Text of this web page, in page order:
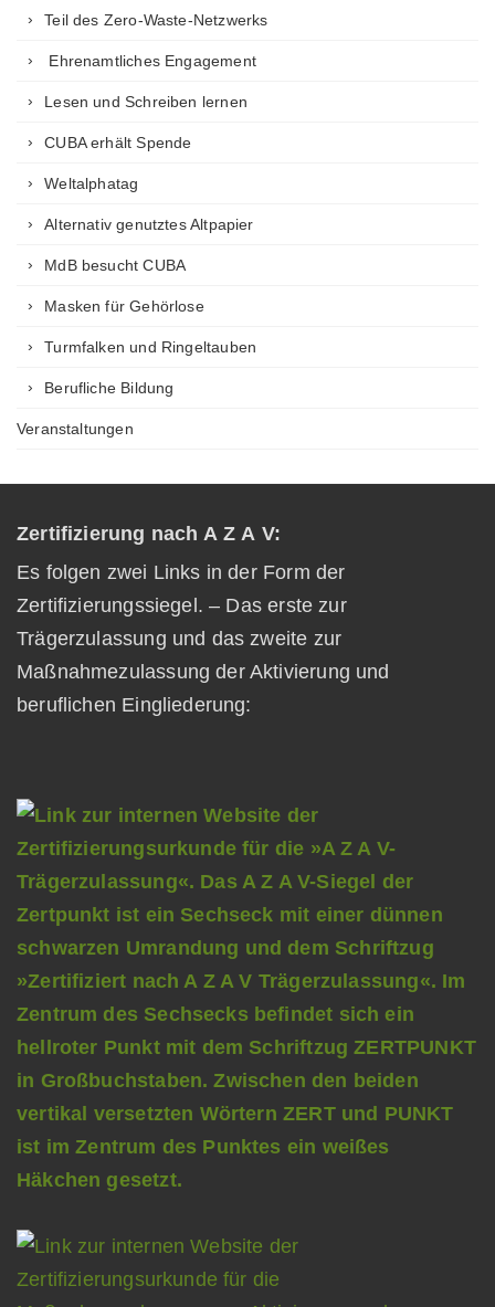
Teil des Zero-Waste-Netzwerks
Ehrenamtliches Engagement
Lesen und Schreiben lernen
CUBA erhält Spende
Weltalphatag
Alternativ genutztes Altpapier
MdB besucht CUBA
Masken für Gehörlose
Turmfalken und Ringeltauben
Berufliche Bildung
Veranstaltungen
Zertifizierung nach A Z A V:
Es folgen zwei Links in der Form der
Zertifizierungssiegel. – Das erste zur
Trägerzulassung und das zweite zur
Maßnahmezulassung der Aktivierung und
beruflichen Eingliederung: